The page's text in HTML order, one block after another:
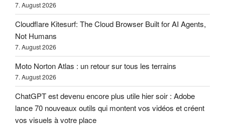
7. August 2026
Cloudflare Kitesurf: The Cloud Browser Built for AI Agents,
Not Humans
7. August 2026
Moto Norton Atlas : un retour sur tous les terrains
7. August 2026
ChatGPT est devenu encore plus utile hier soir : Adobe
lance 70 nouveaux outils qui montent vos vidéos et créent
vos visuels à votre place